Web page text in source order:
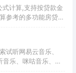
计算,支持按贷款金
参考的多功能房贷计
试听网易云音乐、
乐、咪咕音乐、荔